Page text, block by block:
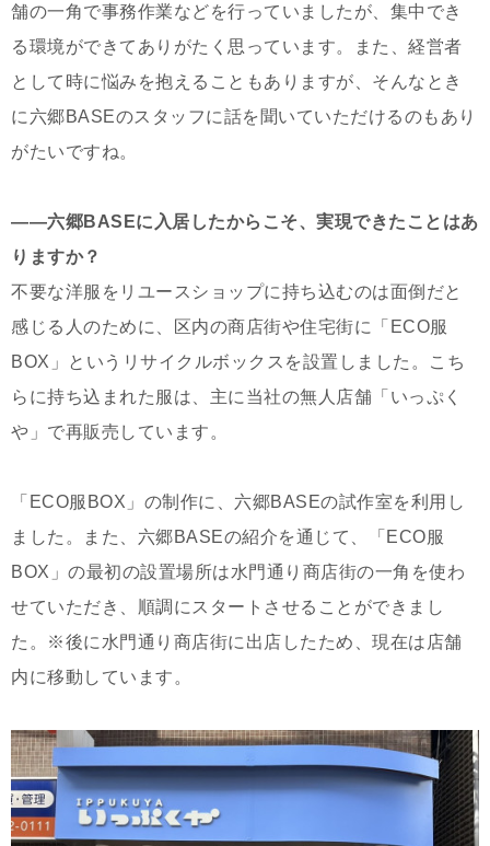
舗の一角で事務作業などを行っていましたが、集中でき
る環境ができてありがたく思っています。また、経営者
として時に悩みを抱えることもありますが、そんなとき
に六郷BASEのスタッフに話を聞いていただけるのもあり
がたいですね。
――六郷BASEに入居したからこそ、実現できたことはあ
りますか？
不要な洋服をリユースショップに持ち込むのは面倒だと
感じる人のために、区内の商店街や住宅街に「ECO服
BOX」というリサイクルボックスを設置しました。こち
らに持ち込まれた服は、主に当社の無人店舗「いっぷく
や」で再販売しています。
「ECO服BOX」の制作に、六郷BASEの試作室を利用し
ました。また、六郷BASEの紹介を通じて、「ECO服
BOX」の最初の設置場所は水門通り商店街の一角を使わ
せていただき、順調にスタートさせることができまし
た。※後に水門通り商店街に出店したため、現在は店舗
内に移動しています。